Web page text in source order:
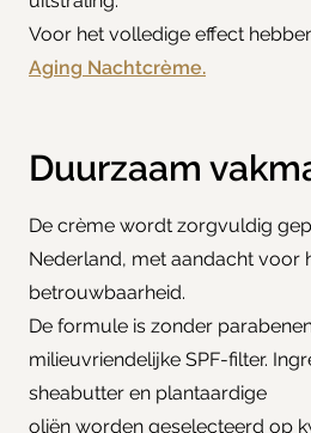
Voor het volledige effect
Aging Nachtcrème.
Duurzaam
De crème wordt zorgvuldig
Nederland, met aandacht voor
betrouwbaarheid.
De formule is zonder
milieuvriendelijke SPF-filter.
sheabutter en plantaardige
oliën worden geselecteerd op